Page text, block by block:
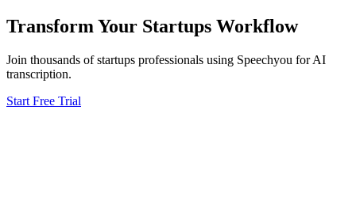
Transform Your Startups Workflow
Join thousands ofstartups professionals using Speechyou for AI
transcription.
Start Free Trial